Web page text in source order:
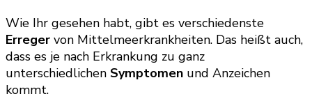
Wie Ihr gesehen habt, gibt es verschiedenste
Erreger von Mittelmeerkrankheiten. Das heißt auch,
dass es je nach Erkrankung zu ganz
unterschiedlichen Symptomen und Anzeichen
kommt.